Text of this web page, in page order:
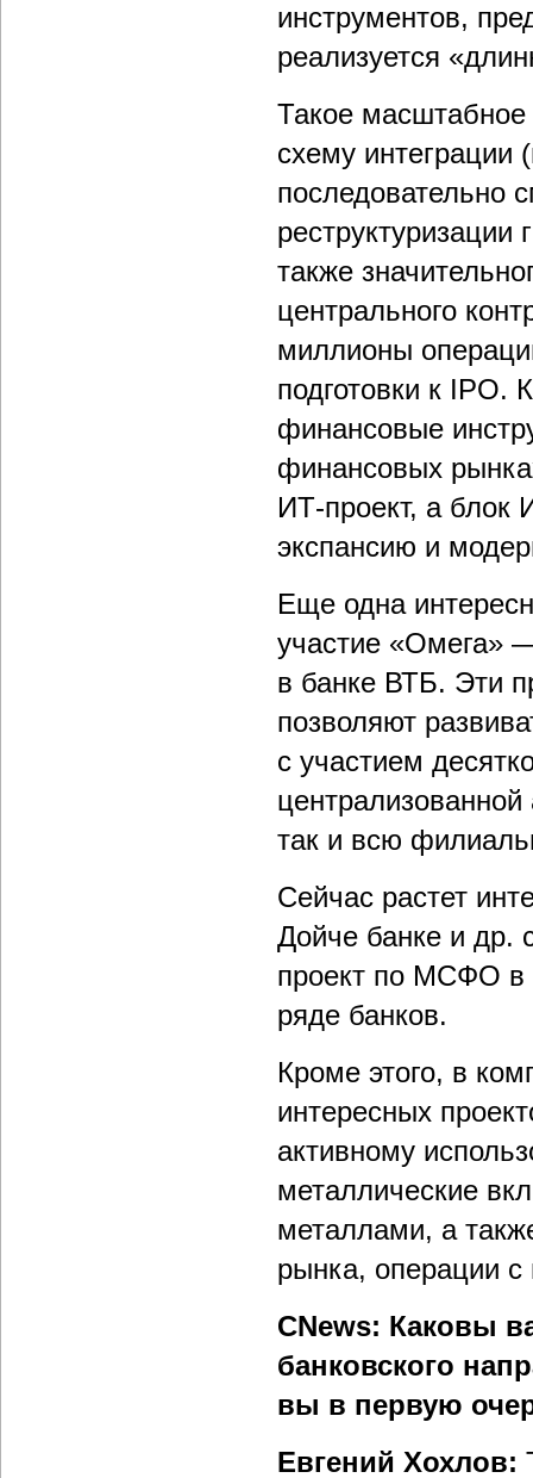
инструментов,
реализуется
Такое масштабное
схему интеграции
последовательно
также
центрального
миллионы
подготовки к IPO.
финансовые
финансовых
ИТ-проект, а блок
экспансию и
Еще одна
участие «Омега»
в банке ВТБ. Эти
позволяют
с участием
так и всю
Сейчас растет
Дойче банке и др.
проект по МСФО в
ряде банков.
Кроме этого, в
интересных
активному
металлические
металлами, а
рынка, операции
CNews: Каковы
банковского
вы в первую
Евгений Хохлов: